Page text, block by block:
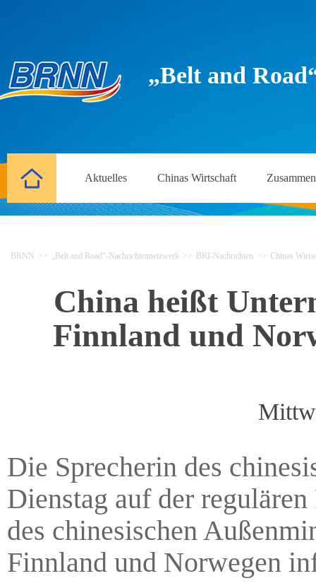
„Belt and
Aktuelles Chinas Wirtschaft
BRNN >> „Belt and Road“-Nachrichtennetzwerk >> BRI-Nachrichten >> Chinas
China heißt
Finnland und
Die Sprecherin des
Dienstag auf der
des chinesischen
Finnland und Norwegen